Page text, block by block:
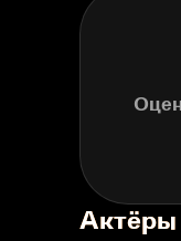
Актёры